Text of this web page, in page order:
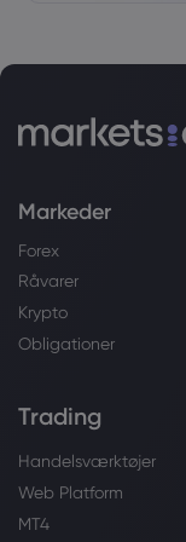
Markeder
Forex
Råvarer
Krypto
Obligationer
Trading
Handelsværktøjer
Web Platform
MT4